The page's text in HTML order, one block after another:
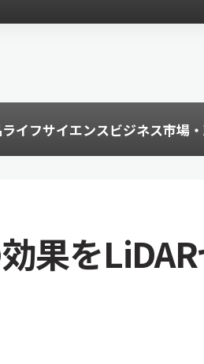
ライフサイエンスビジネス市場
果を